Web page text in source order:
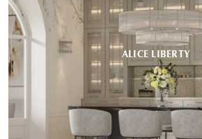
ALICE LIBERTY